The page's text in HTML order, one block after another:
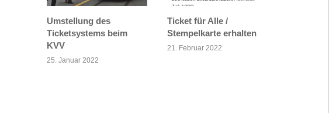
Umstellung des
Ticketsystems beim
KVV
25. Januar 2022
Ticket für Alle /
Stempelkarte erhalten
21. Februar 2022